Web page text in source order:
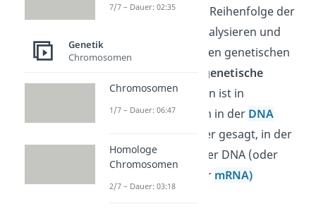
kannst du selbst die Reihenfolge der
Basen in der DNA analysieren und
damit jeden beliebigen genetischen
genetische
Codealler Lebewesen ist in
verschlüsselter Form in der DNA
gespeichert: Genauer gesagt, in der
Reihenfolge der in der DNA (oder
ihrer Kopie-Form der mRNA)
enthaltenen Basen.
7/7 – Dauer: 02:35
Genetik
Chromosomen
Chromosomen
1/7 – Dauer: 06:47
Homologe
Chromosomen
2/7 – Dauer: 03:18